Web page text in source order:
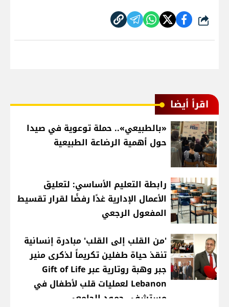
شارك
اقرأ أيضا
«بالطبيعي».. حملة توعوية في صيدا
حول أهمية الرضاعة الطبيعية
رابطة التعليم الأساسي: لتعليق
الأعمال الإدارية غدًا رفضًا لقرار تقسيط
المفعول الرجعي
'من القلب إلى القلب' مبادرة إنسانية
تنقذ حياة طفلين تكريماً لذكرى منير
جبر وهبة روتارية عبر Gift of Life
Lebanon لعمليات قلب لأطفال في
مستشفى حمود الجامعي